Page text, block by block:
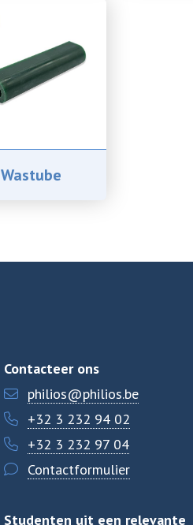
Wastube
Contacteer ons
philios@philios.be
+32 3 232 94 02
+32 3 232 97 04
Contactformulier
Studenten uit een relevante